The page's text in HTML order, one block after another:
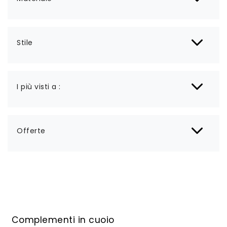
Stile
I più visti a :
Offerte
Complementi in cuoio